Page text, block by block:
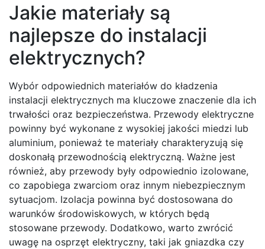
Jakie materiały są
najlepsze do instalacji
elektrycznych?
Wybór odpowiednich materiałów do kładzenia
instalacji elektrycznych ma kluczowe znaczenie dla ich
trwałości oraz bezpieczeństwa. Przewody elektryczne
powinny być wykonane z wysokiej jakości miedzi lub
aluminium, ponieważ te materiały charakteryzują się
doskonałą przewodnością elektryczną. Ważne jest
również, aby przewody były odpowiednio izolowane,
co zapobiega zwarciom oraz innym niebezpiecznym
sytuacjom. Izolacja powinna być dostosowana do
warunków środowiskowych, w których będą
stosowane przewody. Dodatkowo, warto zwrócić
uwagę na osprzęt elektryczny, taki jak gniazdka czy